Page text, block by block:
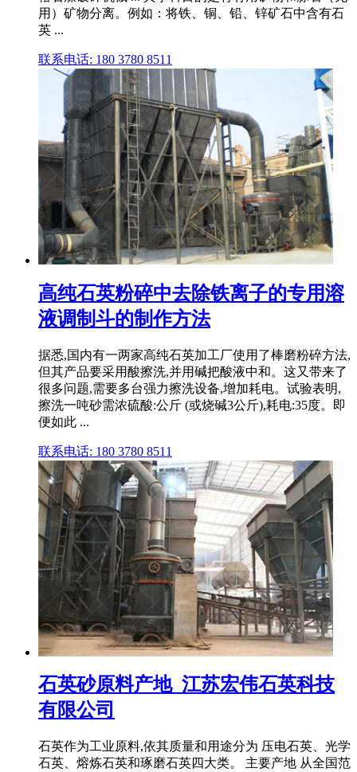
用）矿物分离。例如：将铁、铜、铅、锌矿石中含有石
英 ...
联系电话: 180 3780 8511
高纯石英粉碎中去除铁离子的专用溶
液调制斗的制作方法
据悉,国内有一两家高纯石英加工厂使用了棒磨粉碎方法,
但其产品要采用酸擦洗,并用碱把酸液中和。这又带来了
很多问题,需要多台强力擦洗设备,增加耗电。试验表明,
擦洗一吨砂需浓硫酸:公斤 (或烧碱3公斤),耗电:35度。即
便如此 ...
联系电话: 180 3780 8511
石英砂原料产地_江苏宏伟石英科技
有限公司
石英作为工业原料,依其质量和用途分为 压电石英、光学
石英、熔炼石英和琢磨石英四大类。 主要产地 从全国范